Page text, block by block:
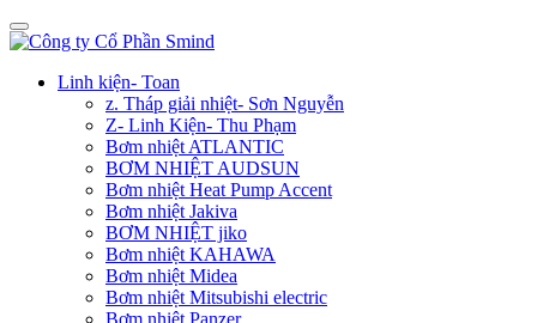
Linh kiện- Toan
z. Tháp giải nhiệt- Sơn Nguyễn
Z- Linh Kiện- Thu Phạm
Bơm nhiệt ATLANTIC
BƠM NHIỆT AUDSUN
Bơm nhiệt Heat Pump Accent
Bơm nhiệt Jakiva
BƠM NHIỆT jiko
Bơm nhiệt KAHAWA
Bơm nhiệt Midea
Bơm nhiệt Mitsubishi electric
Bơm nhiệt Panzer